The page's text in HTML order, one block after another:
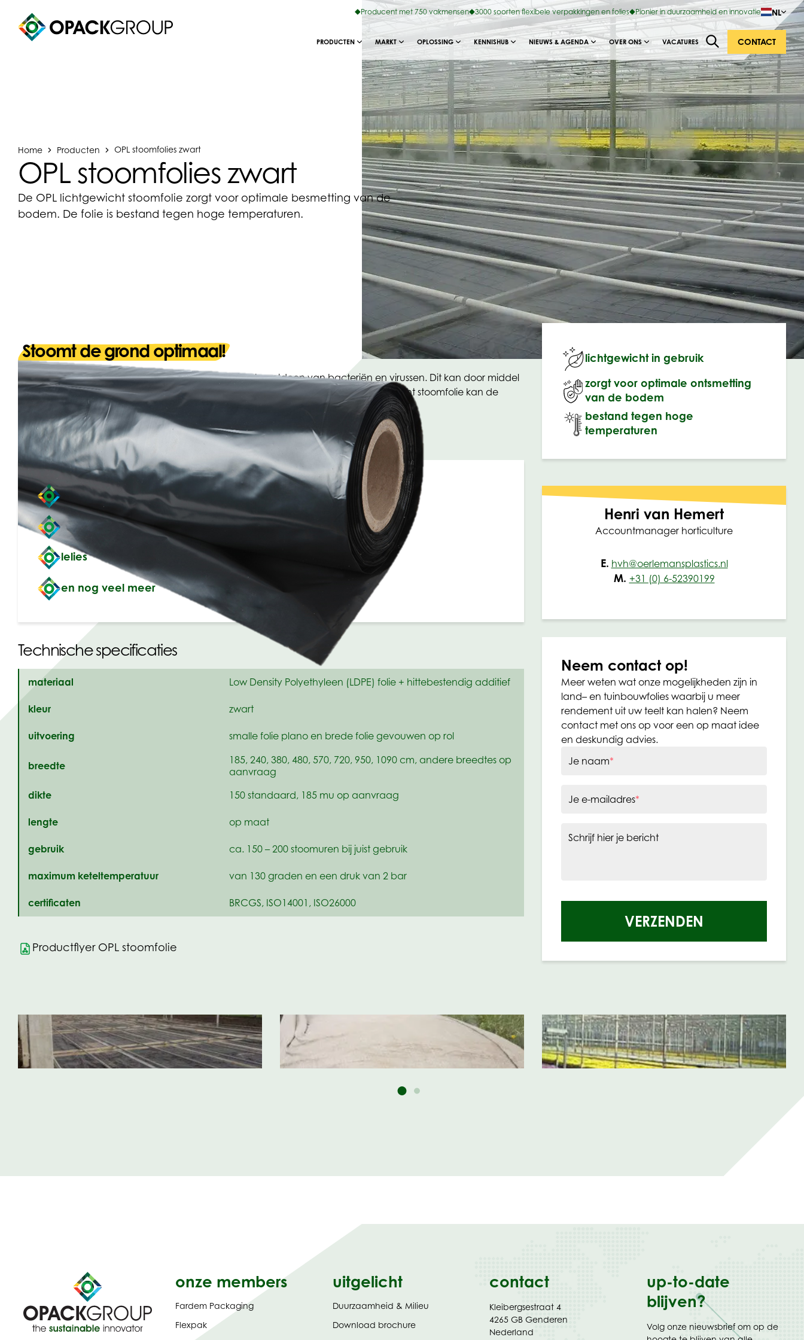
Producent met 750 vakmensen 3000 soorten flexibele verpakkingen en folies Pionier in duurzaamheid en innovatie NL
PRODUCTEN MARKT OPLOSSING KENNISHUB NIEUWS & AGENDA OVER ONS VACATURES CONTACT
Home Producten OPL stoomfolies zwart
OPL stoomfolies zwart
De OPL lichtgewicht stoomfolie zorgt voor optimale besmetting van de
bodem. De folie is bestand tegen hoge temperaturen.
Stoomt de grond optimaal!
Stoomfolie is geschikt om de grond na teeltwisseling te ontdoen van bacteriën en virussen. Dit kan door middel
van stomen worden ontsmet. Door de grond te bedekken met de speciale lichtgewicht stoomfolie kan de
stoom vervolgens onder het zeil zijn werk doen.
Toepassingen
chrysanten
lisianthus
lelies
en nog veel meer
Technische specificaties
materiaal Low Density Polyethyleen (LDPE) folie + hittebestendig additief
kleur zwart
uitvoering smalle folie plano en brede folie gevouwen op rol
breedte
185, 240, 380, 480, 570, 720, 950, 1090 cm, andere breedtes op
aanvraag
dikte
150 standaard, 185 mu op aanvraag
lengte op maat
gebruik ca. 150 – 200 stoomuren bij juist gebruik
maximum keteltemperatuur van 130 graden en een druk van 2 bar
certificaten BRCGS, ISO14001, ISO26000
Productflyer OPL stoomfolie
lichtgewicht in gebruik
zorgt voor optimale ontsmetting
van de bodem
bestand tegen hoge
temperaturen
Henri van Hemert
Accountmanager horticulture
E. hvh@oerlemansplastics.nl
M. +31 (0) 6-52390199
Neem contact op!
Meer weten wat onze mogelijkheden zijn in
land– en tuinbouwfolies waarbij u meer
rendement uit uw teelt kan halen? Neem
contact met ons op voor een op maat idee
en deskundig advies.
Je naam*
Je e-mailadres*
Schrijf hier je bericht
VERZENDEN
onze members
Fardem Packaging
Flexpak
uitgelicht
Duurzaamheid & Milieu
Download brochure(opent
contact
Kleibergsestraat 4
4265 GB Genderen
Nederland
up-to-date
blijven?
Volg onze nieuwsbrief om op de